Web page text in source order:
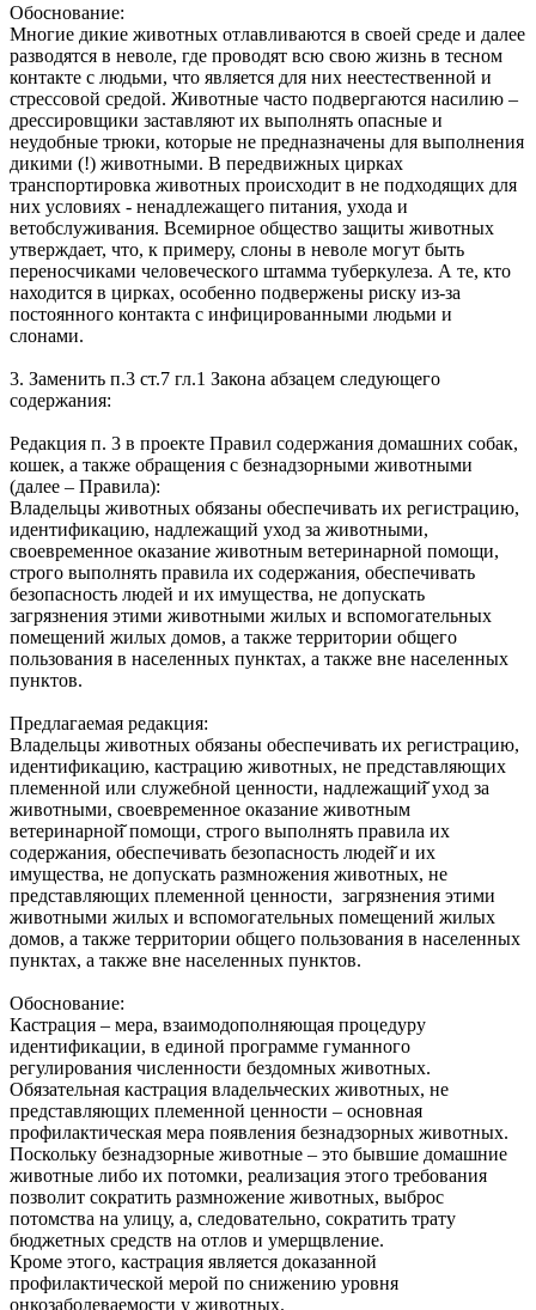
Обоснование:
Многие дикие животных отлавливаются в своей среде и далее
разводятся в неволе, где проводят всю свою жизнь в тесном
контакте с людьми, что является для них неестественной и
стрессовой средой. Животные часто подвергаются насилию –
дрессировщики заставляют их выполнять опасные и
неудобные трюки, которые не предназначены для выполнения
дикими (!) животными. В передвижных цирках
транспортировка животных происходит в не подходящих для
них условиях - ненадлежащего питания, ухода и
ветобслуживания. Всемирное общество защиты животных
утверждает, что, к примеру, слоны в неволе могут быть
переносчиками человеческого штамма туберкулеза. А те, кто
находится в цирках, особенно подвержены риску из-за
постоянного контакта с инфицированными людьми и
слонами.
3. Заменить п.3 ст.7 гл.1 Закона абзацем следующего
содержания:
Редакция п. 3 в проекте Правил содержания домашних собак,
кошек, а также обращения с безнадзорными животными
(далее – Правила):
Владельцы животных обязаны обеспечивать их регистрацию,
идентификацию, надлежащий уход за животными,
своевременное оказание животным ветеринарной помощи,
строго выполнять правила их содержания, обеспечивать
безопасность людей и их имущества, не допускать
загрязнения этими животными жилых и вспомогательных
помещений жилых домов, а также территории общего
пользования в населенных пунктах, а также вне населенных
пунктов.
Предлагаемая редакция:
Владельцы животных обязаны обеспечивать их регистрацию,
идентификацию, кастрацию животных, не представляющих
племенной или служебной ценности, надлежащий̆ уход за
животными, своевременное оказание животным
ветеринарной̆ помощи, строго выполнять правила их
содержания, обеспечивать безопасность людей̆ и их
имущества, не допускать размножения животных, не
представляющих племенной ценности, загрязнения этими
животными жилых и вспомогательных помещений жилых
домов, а также территории общего пользования в населенных
пунктах, а также вне населенных пунктов.
Обоснование:
Кастрация – мера, взаимодополняющая процедуру
идентификации, в единой программе гуманного
регулирования численности бездомных животных.
Обязательная кастрация владельческих животных, не
представляющих племенной ценности – основная
профилактическая мера появления безнадзорных животных.
Поскольку безнадзорные животные – это бывшие домашние
животные либо их потомки, реализация этого требования
позволит сократить размножение животных, выброс
потомства на улицу, а, следовательно, сократить трату
бюджетных средств на отлов и умерщвление.
Кроме этого, кастрация является доказанной
профилактической мерой по снижению уровня
онкозаболеваемости у животных.